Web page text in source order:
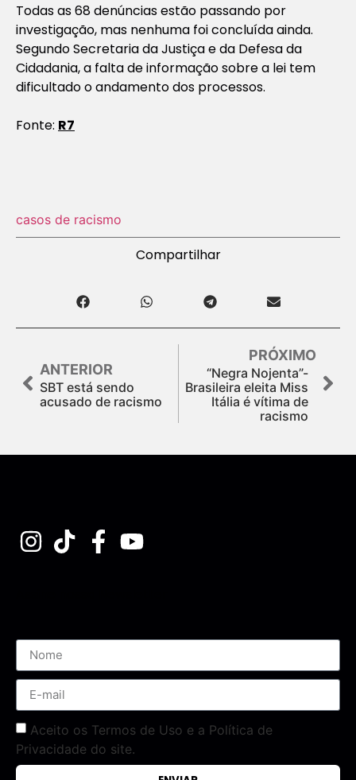
Todas as 68 denúncias estão passando por
investigação, mas nenhuma foi concluída ainda.
Segundo Secretaria da Justiça e da Defesa da
Cidadania, a falta de informação sobre a lei tem
dificultado o andamento dos processos.
Fonte: R7
casos de racismo
Compartilhar
ANTERIOR
SBT está sendo
acusado de racismo
PRÓXIMO
“Negra Nojenta”-
Brasileira eleita Miss
Itália é vítima de
racismo
Aceito os Termos de Uso e a Política de
Privacidade do site.